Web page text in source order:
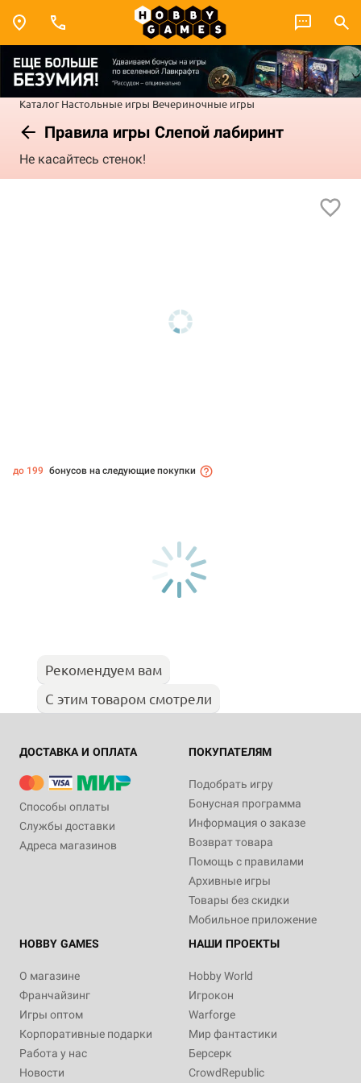
Каталог Настольные игры Вечериночные игры
Правила игры Слепой лабиринт
Не касайтесь стенок!
до 199 бонусов на следующие покупки
Рекомендуем вам
С этим товаром смотрели
ДОСТАВКА И ОПЛАТА
Способы оплаты
Службы доставки
Адреса магазинов
ПОКУПАТЕЛЯМ
Подобрать игру
Бонусная программа
Информация о заказе
Возврат товара
Помощь с правилами
Архивные игры
Товары без скидки
Мобильное приложение
HOBBY GAMES
О магазине
Франчайзинг
Игры оптом
Корпоративные подарки
Работа у нас
Новости
НАШИ ПРОЕКТЫ
Hobby World
Игрокон
Warforge
Мир фантастики
Берсерк
CrowdRepublic